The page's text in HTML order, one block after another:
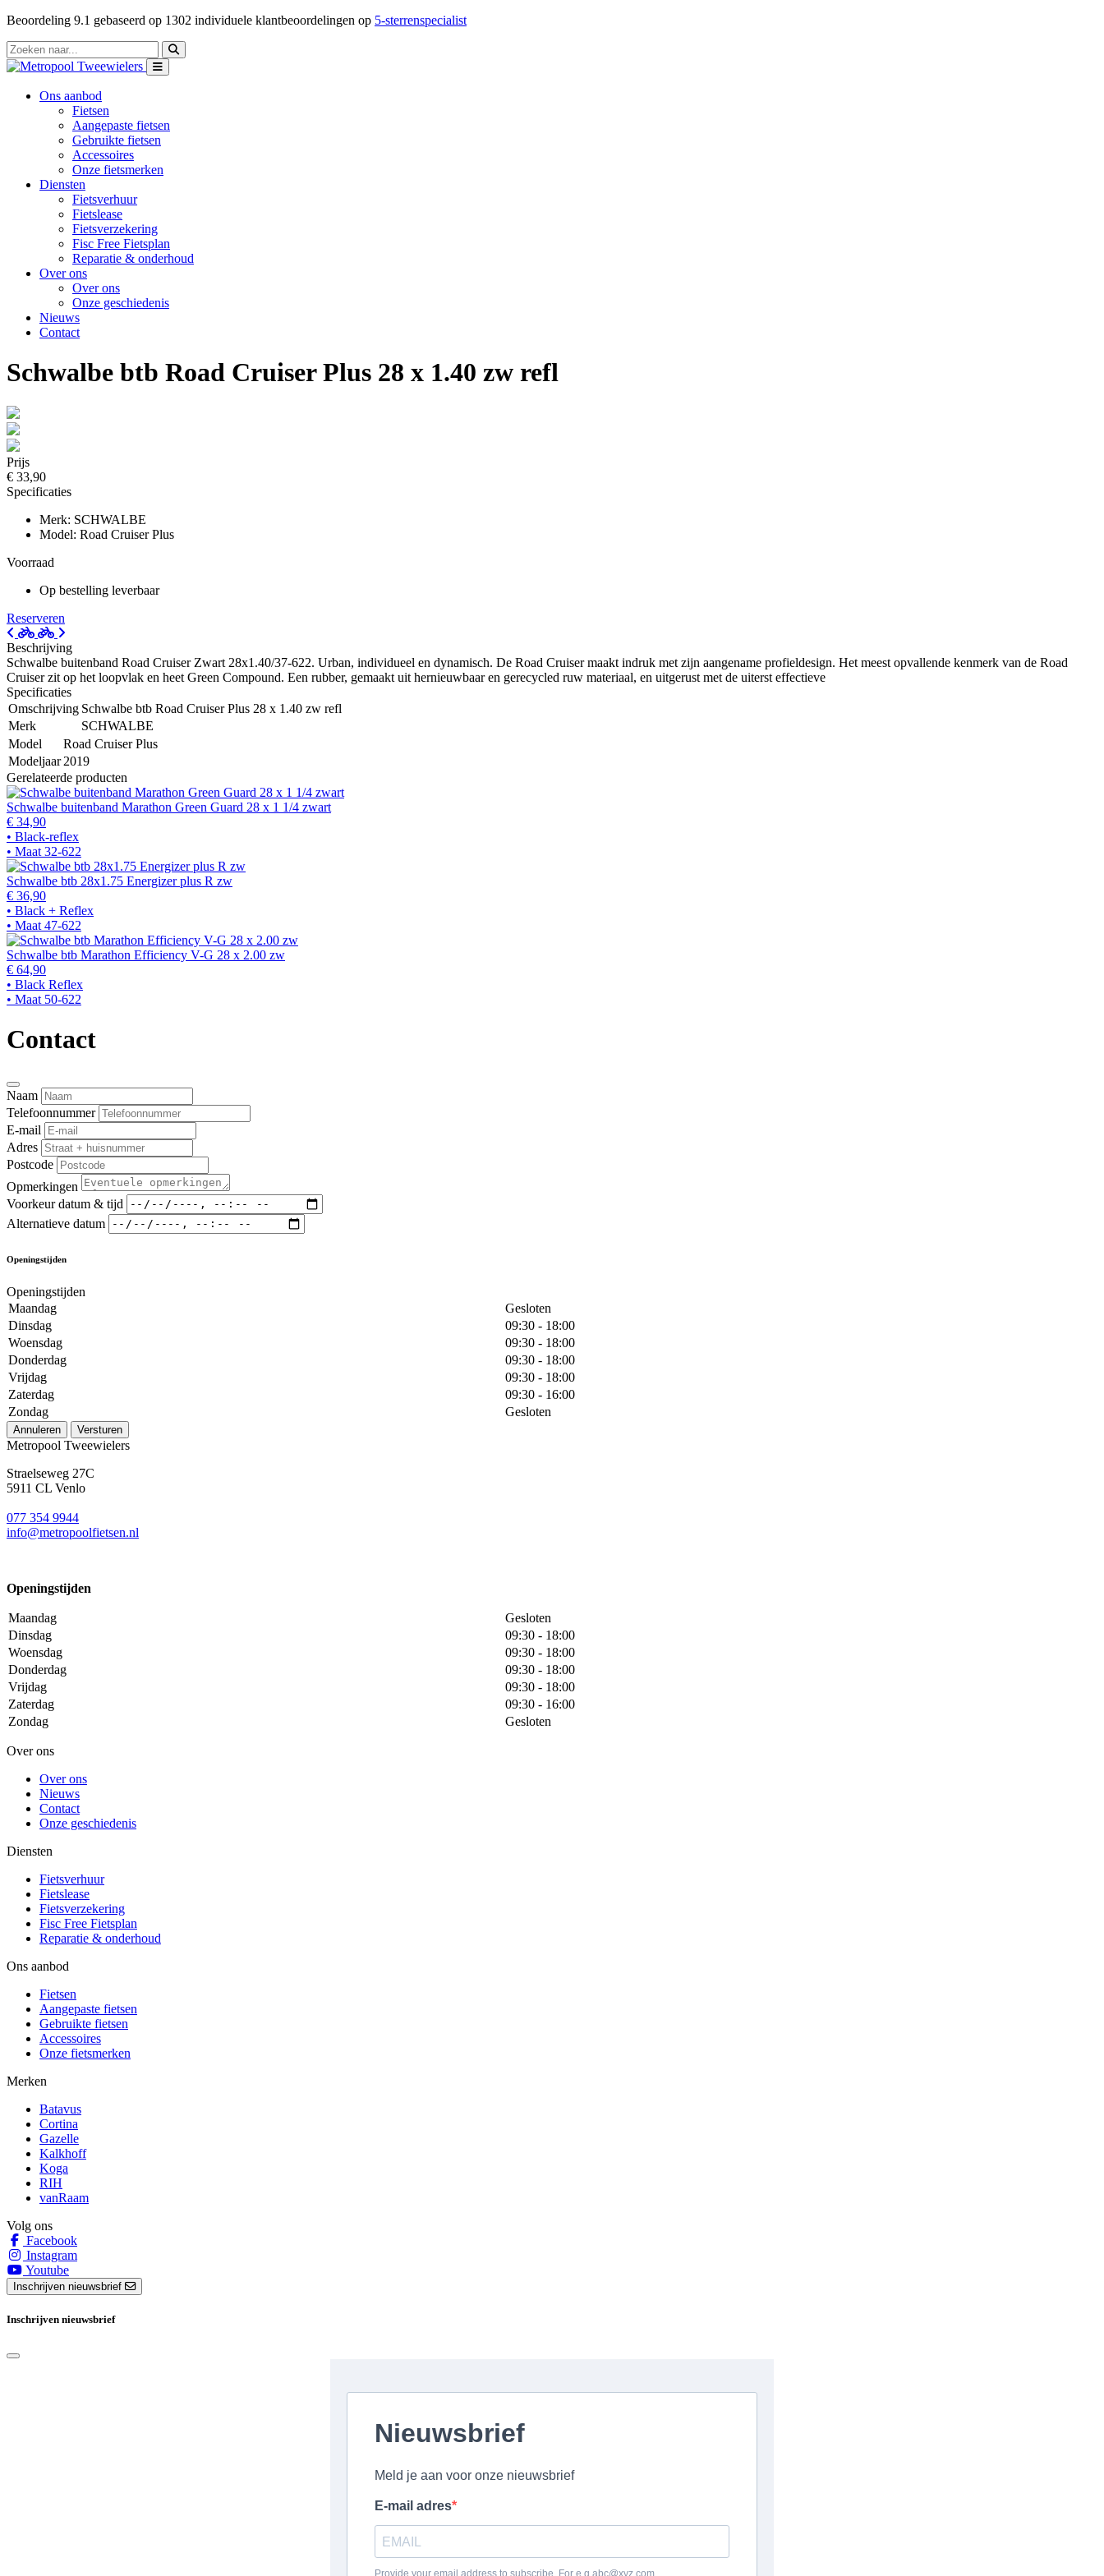
Beoordeling 9.1 gebaseerd op 1302 individuele klantbeoordelingen op 5-sterrenspecialist
Ons aanbod
Fietsen
Aangepaste fietsen
Gebruikte fietsen
Accessoires
Onze fietsmerken
Diensten
Fietsverhuur
Fietslease
Fietsverzekering
Fisc Free Fietsplan
Reparatie & onderhoud
Over ons
Over ons
Onze geschiedenis
Nieuws
Contact
Schwalbe btb Road Cruiser Plus 28 x 1.40 zw refl
Prijs
€ 33,90
Specificaties
Merk: SCHWALBE
Model: Road Cruiser Plus
Voorraad
Op bestelling leverbaar
Reserveren
Beschrijving
Schwalbe buitenband Road Cruiser Zwart 28x1.40/37-622. Urban, individueel en dynamisch. De Road Cruiser maakt indruk met zijn aangename profieldesign. Het meest opvallende kenmerk van de Road
Cruiser zit op het loopvlak en heet Green Compound. Een rubber, gemaakt uit hernieuwbaar en gerecycled ruw materiaal, en uitgerust met de uiterst effectieve
Specificaties
Omschrijving Schwalbe btb Road Cruiser Plus 28 x 1.40 zw refl
Merk
SCHWALBE
Model
Road Cruiser Plus
Modeljaar 2019
Gerelateerde producten
Schwalbe buitenband Marathon Green Guard 28 x 1 1/4 zwart
€ 34,90
• Black-reflex
• Maat 32-622
Schwalbe btb 28x1.75 Energizer plus R zw
€ 36,90
• Black + Reflex
• Maat 47-622
Schwalbe btb Marathon Efficiency V-G 28 x 2.00 zw
€ 64,90
• Black Reflex
• Maat 50-622
Contact
Naam
Telefoonnummer
E-mail
Adres
Postcode
Opmerkingen
Voorkeur datum & tijd
Alternatieve datum
Openingstijden
Openingstijden
Maandag
Gesloten
Dinsdag
09:30 - 18:00
Woensdag
09:30 - 18:00
Donderdag
09:30 - 18:00
Vrijdag
09:30 - 18:00
Zaterdag
09:30 - 16:00
Zondag
Gesloten
Annuleren Versturen
Metropool Tweewielers
Straelseweg 27C
5911 CL Venlo
077 354 9944
info@metropoolfietsen.nl
Openingstijden
Maandag
Gesloten
Dinsdag
09:30 - 18:00
Woensdag
09:30 - 18:00
Donderdag
09:30 - 18:00
Vrijdag
09:30 - 18:00
Zaterdag
09:30 - 16:00
Zondag
Gesloten
Over ons
Over ons
Nieuws
Contact
Onze geschiedenis
Diensten
Fietsverhuur
Fietslease
Fietsverzekering
Fisc Free Fietsplan
Reparatie & onderhoud
Ons aanbod
Fietsen
Aangepaste fietsen
Gebruikte fietsen
Accessoires
Onze fietsmerken
Merken
Batavus
Cortina
Gazelle
Kalkhoff
Koga
RIH
vanRaam
Volg ons
Facebook
Instagram
Youtube
Inschrijven nieuwsbrief
Inschrijven nieuwsbrief